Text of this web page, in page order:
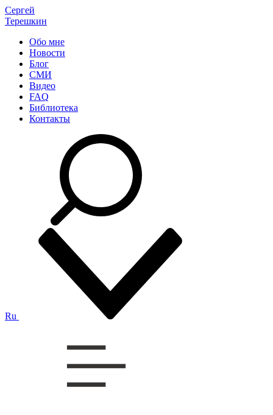
Сергей
Терешкин
Обо мне
Новости
Блог
СМИ
Видео
FAQ
Библиотека
Контакты
Ru